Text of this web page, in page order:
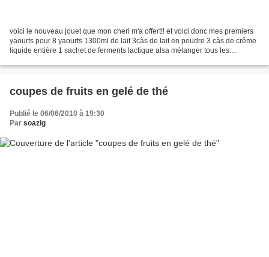
voici le nouveau jouet que mon cheri m'a offert!! et voici donc mes premiers
yaourts pour 8 yaourts 1300ml de lait 3càs de lait en poudre 3 càs de crême
liquide entière 1 sachet de ferments lactique alsa mélanger tous les
coupes de fruits en gelé de thé
Publié le 06/06/2010 à 19:30
Par soazig